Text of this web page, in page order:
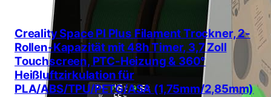
Creality Space PI Plus Filament Trockner, 2-
Rollen-Kapazität mit 48h Timer, 3,7 Zoll
Touchscreen, PTC-Heizung & 360°
Heißluftzirkulation für
PLA/ABS/TPU/PETG/ASA (1,75mm/2,85mm)